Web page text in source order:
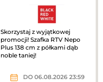
Skorzystaj z wyjątkowej
promocji! Szafka RTV Nepo
Plus 138 cm z półkami dąb
noble taniej!
DO 06.08.2026 23:59